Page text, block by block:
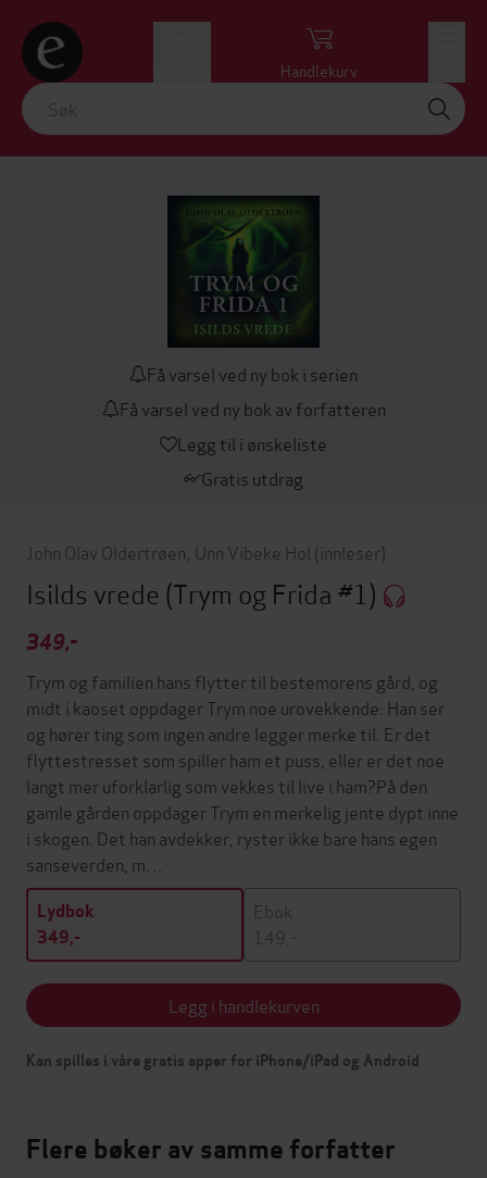
Handlekurv
Få varsel ved ny bok i serien
Få varsel ved ny bok av forfatteren
Legg til i ønskeliste
Gratis utdrag
John Olav Oldertrøen Unn Vibeke Hol (innleser)
Isilds vrede (Trym og Frida #1)
349,-
Trym og familien hans flytter til bestemorens gård, og
midt i kaoset oppdager Trym noe urovekkende: Han ser
og hører ting som ingen andre legger merke til. Er det
flyttestresset som spiller ham et puss, eller er det noe
langt mer uforklarlig som vekkes til live i ham?På den
gamle gården oppdager Trym en merkelig jente dypt inne
i skogen. Det han avdekker, ryster ikke bare hans egen
sanseverden, m…
Lydbok
349,-
Ebok
149,-
Legg i handlekurven
Kan spilles i våre gratis apper for iPhone/iPad og Android
Flere bøker av samme forfatter